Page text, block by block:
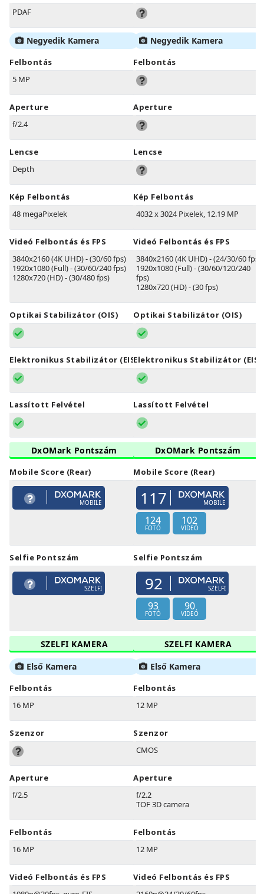
PDAF
Negyedik Kamera
Felbontás
5 MP
Aperture
f/2.4
Lencse
Depth
Kép Felbontás
48 megaPixelek
Videó Felbontás és FPS
3840x2160 (4K UHD) - (30/60 fps)
1920x1080 (Full) - (30/60/240 fps)
1280x720 (HD) - (30/480 fps)
Optikai Stabilizátor (OIS)
Elektronikus Stabilizátor (EIS)
Lassított Felvétel
DxOMark Pontszám
Mobile Score (Rear)
MOBILE
Selfie Pontszám
SZELFI
SZELFI KAMERA
Első Kamera
Felbontás
16 MP
Szenzor
Aperture
f/2.5
Felbontás
16 MP
Videó Felbontás és FPS
Negyedik Kamera
Felbontás
Aperture
Lencse
Kép Felbontás
4032 x 3024 Pixelek, 12.19 MP
Videó Felbontás és FPS
3840x2160 (4K UHD) - (24/30/60 fps)
1920x1080 (Full) - (30/60/120/240
fps)
1280x720 (HD) - (30 fps)
Optikai Stabilizátor (OIS)
Elektronikus Stabilizátor (EIS)
Lassított Felvétel
DxOMark Pontszám
Mobile Score (Rear)
117 MOBILE
124
FOTÓ
102
VIDEÓ
Selfie Pontszám
92 SZELFI
93
FOTÓ
90
VIDEÓ
SZELFI KAMERA
Első Kamera
Felbontás
12 MP
Szenzor
CMOS
Aperture
f/2.2
TOF 3D camera
Felbontás
12 MP
Videó Felbontás és FPS